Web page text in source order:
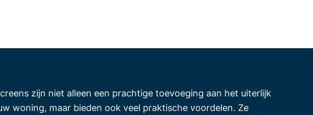
zijn niet alleen een prachtige toevoeging aan het uiterlijk
woning, maar bieden ook veel praktische voordelen. Ze